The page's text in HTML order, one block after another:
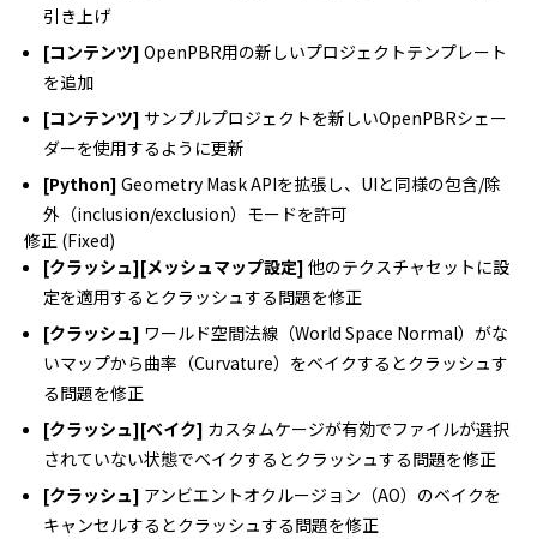
引き上げ
[コンテンツ] OpenPBR用の新しいプロジェクトテンプレート
を追加
[コンテンツ] サンプルプロジェクトを新しいOpenPBRシェー
ダーを使用するように更新
[Python] Geometry Mask APIを拡張し、UIと同様の包含/除
外（inclusion/exclusion）モードを許可
修正 (Fixed)
[クラッシュ][メッシュマップ設定] 他のテクスチャセットに設
定を適用するとクラッシュする問題を修正
[クラッシュ] ワールド空間法線（World Space Normal）がな
いマップから曲率（Curvature）をベイクするとクラッシュす
る問題を修正
[クラッシュ][ベイク] カスタムケージが有効でファイルが選択
されていない状態でベイクするとクラッシュする問題を修正
[クラッシュ] アンビエントオクルージョン（AO）のベイクを
キャンセルするとクラッシュする問題を修正